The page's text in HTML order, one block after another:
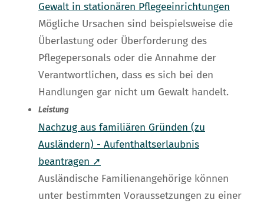
Gewalt in stationären Pflegeeinrichtungen
Mögliche Ursachen sind beispielsweise die
Überlastung oder Überforderung des
Pflegepersonals oder die Annahme der
Verantwortlichen, dass es sich bei den
Handlungen gar nicht um Gewalt handelt.
Leistung
Nachzug aus familiären Gründen (zu
Ausländern) - Aufenthaltserlaubnis
beantragen ➚
Ausländische Familienangehörige können
unter bestimmten Voraussetzungen zu einer